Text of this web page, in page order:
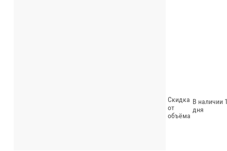
Скидка
от
объёма
В наличии
дня